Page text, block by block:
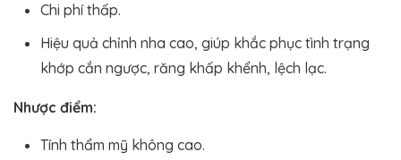
Chi phí thấp.
Hiệu quả chỉnh nha cao, giúp khắc phục tình trạng
khớp cắn ngược, răng khấp khểnh, lệch lạc.
Nhược điểm:
Tính thẩm mỹ không cao.